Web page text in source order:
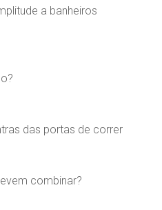
a banheiros
das portas de correr
combinar?